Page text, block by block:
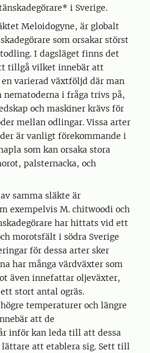
i Sverige.
Meloidogyne, är globalt
som orsakar störst
I dagsläget finns det
tillgå vilket innebär att
varierad växtföljd där man
nematoderna i fråga trivs på,
och maskiner krävs för
mellan odlingar. Vissa arter
är vanligt förekommande i
som kan orsaka stora
palsternacka, och
samma släkte är
exempelvis M. chitwoodi och
har hittats vid ett
morotsfält i södra Sverige
för dessa arter sker
har många värdväxter som
även innefattar oljeväxter,
stort antal ogräs.
temperaturer och längre
att de
inför kan leda till att dessa
lättare att etablera sig. Sett till